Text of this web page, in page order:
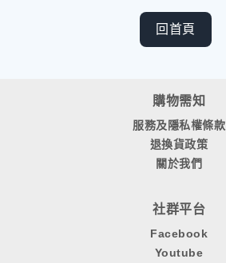
回首頁
購物需知
服務及隱私權條款
退換貨政策
關於我們
社群平台
Facebook
Youtube